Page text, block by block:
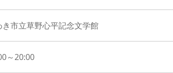
き市立草野心平記念文学館
～20:00